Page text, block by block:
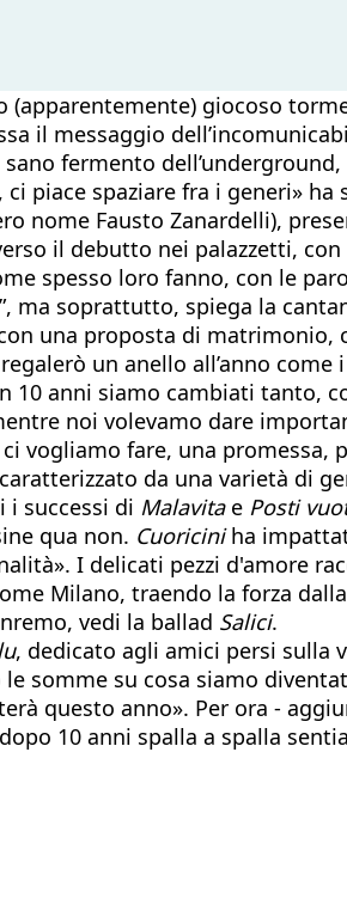
(apparentemente) giocoso
il messaggio
fermento
piace spaziare fra i generi»
nome Fausto Zanardelli),
il debutto nei palazzetti,
spesso loro fanno, con le
ma soprattutto, spiega la
una proposta di matrimonio,
un anello all’anno
anni siamo cambiati tanto,
noi volevamo dare
vogliamo fare, una
da una varietà di
i successi di Malavitae Posti
qua non. Cuoriciniha
I delicati pezzi d'amore
Milano, traendo la forza
vedi la ballad Salici.
, dedicato agli amici persi sulla
somme su cosa siamo
questo anno». Per ora -
10 anni spalla a spalla